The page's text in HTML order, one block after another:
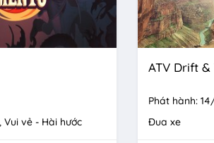
Vui vẻ - Hài hước
ATV Drift &
Phát hành:
Đua xe